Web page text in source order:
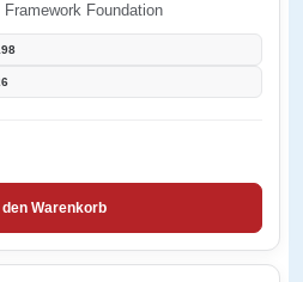
Foundation
den Warenkorb